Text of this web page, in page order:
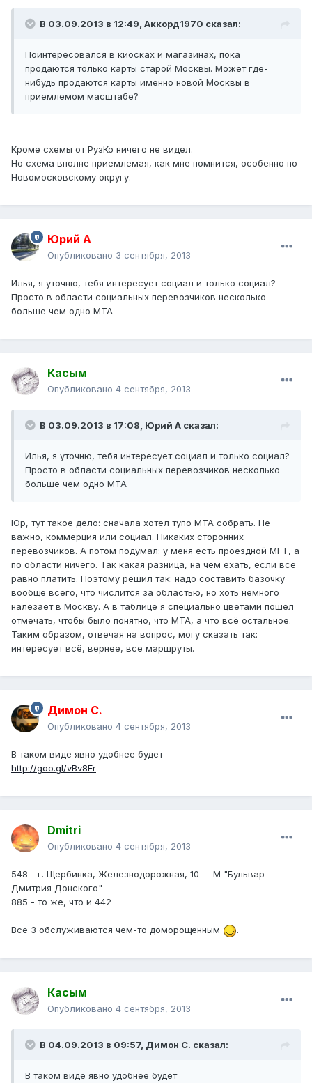
В 03.09.2013 в 12:49, Аккорд1970 сказал:
Поинтересовался в киосках и магазинах, пока
продаются только карты старой Москвы. Может где-
нибудь продаются карты именно новой Москвы в
приемлемом масштабе?
Кроме схемы от РузКо ничего не видел.
Но схема вполне приемлемая, как мне помнится, особенно по
Новомосковскому округу.
Юрий А
Опубликовано 3 сентября, 2013
Илья, я уточню, тебя интересует социал и только социал?
Просто в области социальных перевозчиков несколько
больше чем одно МТА
Касым
Опубликовано 4 сентября, 2013
В 03.09.2013 в 17:08, Юрий А сказал:
Илья, я уточню, тебя интересует социал и только социал?
Просто в области социальных перевозчиков несколько
больше чем одно МТА
Юр, тут такое дело: сначала хотел тупо МТА собрать. Не
важно, коммерция или социал. Никаких сторонних
перевозчиков. А потом подумал: у меня есть проездной МГТ, а
по области ничего. Так какая разница, на чём ехать, если всё
равно платить. Поэтому решил так: надо составить базочку
вообще всего, что числится за областью, но хоть немного
налезает в Москву. А в таблице я специально цветами пошёл
отмечать, чтобы было понятно, что МТА, а что всё остальное.
Таким образом, отвечая на вопрос, могу сказать так:
интересует всё, вернее, все маршруты.
Димон С.
Опубликовано 4 сентября, 2013
В таком виде явно удобнее будет
http://goo.gl/vBv8Fr
Dmitri
Опубликовано 4 сентября, 2013
548 - г. Щербинка, Железнодорожная, 10 -- М "Бульвар
Дмитрия Донского"
885 - то же, что и 442
Все 3 обслуживаются чем-то доморощенным .
Касым
Опубликовано 4 сентября, 2013
В 04.09.2013 в 09:57, Димон С. сказал:
В таком виде явно удобнее будет